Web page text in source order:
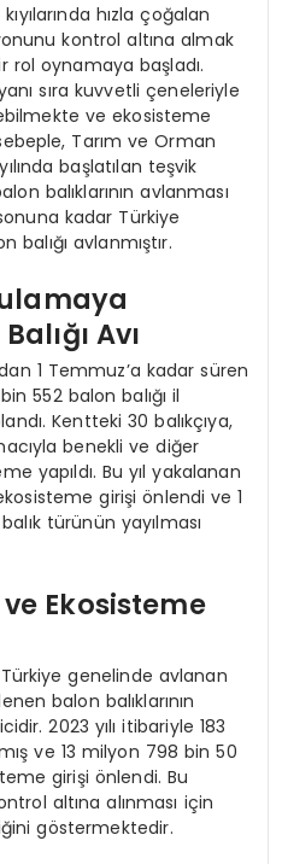
hızla çoğalan
kontrol altına almak
rol oynamaya başladı.
sıra kuvvetli çeneleriyle
ve ekosisteme
Tarım ve Orman
başlatılan teşvik
balıklarının avlanması
kadar Türkiye
balığı avlanmıştır.
Avı
1 Temmuz’a kadar süren
552 balon balığı il
Kentteki 30 balıkçıya,
benekli ve diğer
yapıldı. Bu yıl yakalanan
girişi önlendi ve 1
türünün yayılması
ve Ekosisteme
Türkiye genelinde avlanan
balon balıklarının
2023 yılı itibariyle 183
ve 13 milyon 798 bin 50
girişi önlendi. Bu
altına alınması için
göstermektedir.